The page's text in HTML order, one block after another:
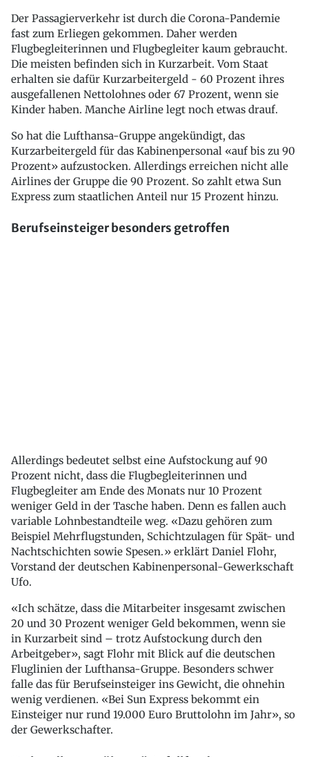
Der Passagierverkehr ist durch die Corona-Pandemie
fast zum Erliegen gekommen. Daher werden
Flugbegleiterinnen und Flugbegleiter kaum gebraucht.
Die meisten befinden sich in Kurzarbeit. Vom Staat
erhalten sie dafür Kurzarbeitergeld - 60 Prozent ihres
ausgefallenen Nettolohnes oder 67 Prozent, wenn sie
Kinder haben. Manche Airline legt noch etwas drauf.
So hat die Lufthansa-Gruppe angekündigt, das
Kurzarbeitergeld für das Kabinenpersonal «auf bis zu 90
Prozent» aufzustocken. Allerdings erreichen nicht alle
Airlines der Gruppe die 90 Prozent. So zahlt etwa Sun
Express zum staatlichen Anteil nur 15 Prozent hinzu.
Berufseinsteiger besonders getroffen
Allerdings bedeutet selbst eine Aufstockung auf 90
Prozent nicht, dass die Flugbegleiterinnen und
Flugbegleiter am Ende des Monats nur 10 Prozent
weniger Geld in der Tasche haben. Denn es fallen auch
variable Lohnbestandteile weg. «Dazu gehören zum
Beispiel Mehrflugstunden, Schichtzulagen für Spät- und
Nachtschichten sowie Spesen.» erklärt Daniel Flohr,
Vorstand der deutschen Kabinenpersonal-Gewerkschaft
Ufo.
«Ich schätze, dass die Mitarbeiter insgesamt zwischen
20 und 30 Prozent weniger Geld bekommen, wenn sie
in Kurzarbeit sind – trotz Aufstockung durch den
Arbeitgeber», sagt Flohr mit Blick auf die deutschen
Fluglinien der Lufthansa-Gruppe. Besonders schwer
falle das für Berufseinsteiger ins Gewicht, die ohnehin
wenig verdienen. «Bei Sun Express bekommt ein
Einsteiger nur rund 19.000 Euro Bruttolohn im Jahr», so
der Gewerkschafter.